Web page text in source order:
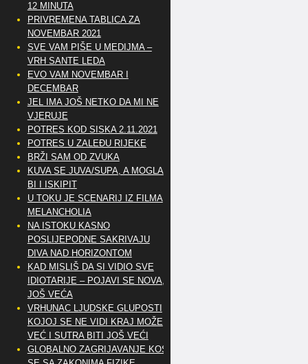
12 MINUTA
PRIVREMENA TABLICA ZA
NOVEMBAR 2021
SVE VAM PIŠE U MEDIJMA –
VRH SANTE LEDA
EVO VAM NOVEMBAR I
DECEMBAR
JEL IMA JOŠ NETKO DA MI NE
VJERUJE
POTRES KOD SISKA 2.11.2021
POTRES U ZALEĐU RIJEKE
BRŽI SAM OD ZVUKA
KUVA SE JUVA/SUPA, A MOGLA
BI I ISKIPIT
U TOKU JE SCENARIJ IZ FILMA
MELANCHOLIA
NA ISTOKU KASNO
POSLIJEPODNE SAKRIVAJU
DIVA NAD HORIZONTOM
KAD MISLIŠ DA SI VIDIO SVE
IDIOTARIJE – POJAVI SE NOVA,..
JOŠ VEĆA
VRHUNAC LJUDSKE GLUPOSTI
KOJOJ SE NE VIDI KRAJ MOŽE
VEĆ I SUTRA BITI JOŠ VEĆI
GLOBALNO ZAGRIJAVANJE KOSI